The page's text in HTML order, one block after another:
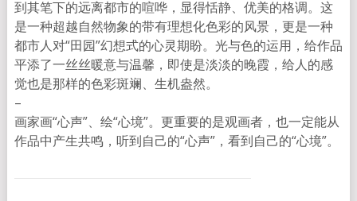
到其笔下的远离都市的喧哗，显得恬静、优美的格调。 这
是一种超越自然物象的带有理想化色彩的风景， 更是一种
都市人对“田园”幻想式的心灵期盼。光与色的运用，给作品
平添了一丝丝暖意与温馨，即使是淡淡的晚霞，给人的感
觉也是那样的色彩斑斓、生机盎然。
–
画家画“心声”、绘“心境”。更重要的是观画者，也一定能从
作品中产生共鸣，听到自己的“心声”，看到自己的“心境”。